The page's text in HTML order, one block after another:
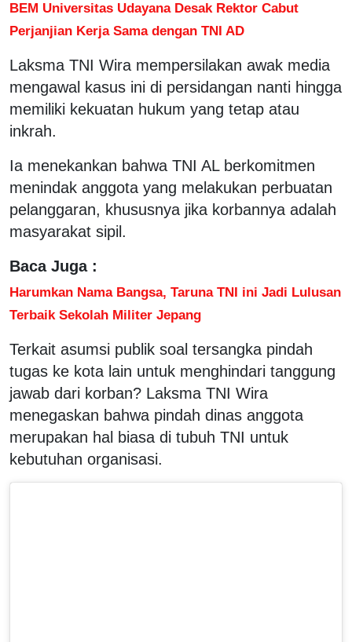
BEM Universitas Udayana Desak Rektor Cabut
Perjanjian Kerja Sama dengan TNI AD
Laksma TNI Wira mempersilakan awak media
mengawal kasus ini di persidangan nanti hingga
memiliki kekuatan hukum yang tetap atau
inkrah.
Ia menekankan bahwa TNI AL berkomitmen
menindak anggota yang melakukan perbuatan
pelanggaran, khususnya jika korbannya adalah
masyarakat sipil.
Baca Juga :
Harumkan Nama Bangsa, Taruna TNI ini Jadi Lulusan
Terbaik Sekolah Militer Jepang
Terkait asumsi publik soal tersangka pindah
tugas ke kota lain untuk menghindari tanggung
jawab dari korban? Laksma TNI Wira
menegaskan bahwa pindah dinas anggota
merupakan hal biasa di tubuh TNI untuk
kebutuhan organisasi.